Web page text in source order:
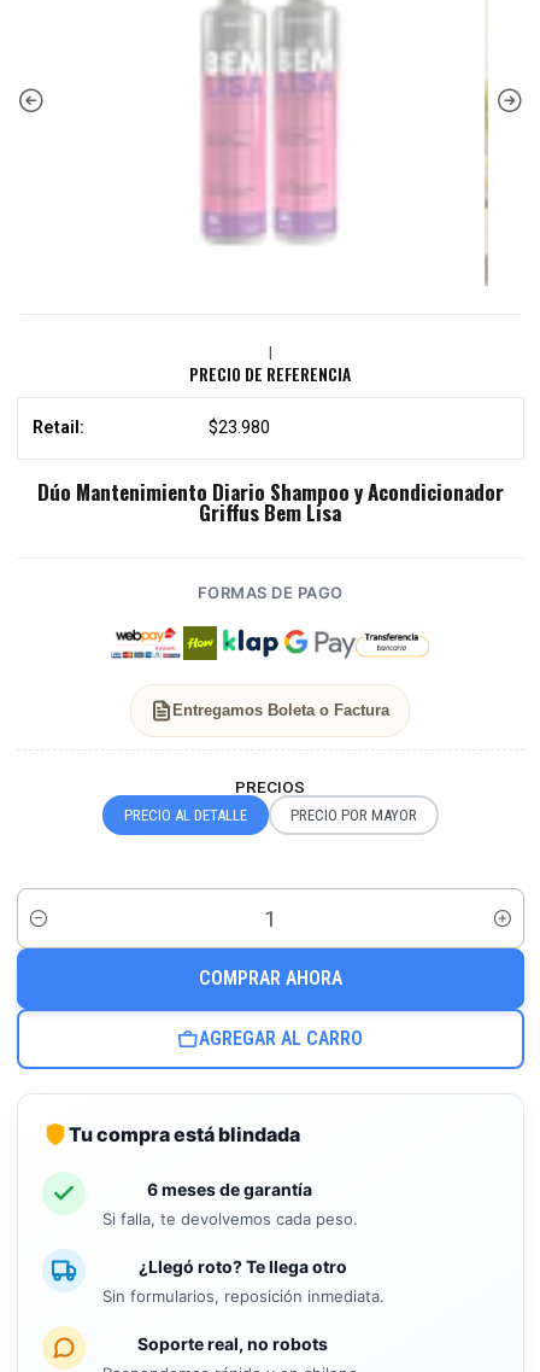
|
PRECIO DE REFERENCIA
Retail: $23.980
Dúo Mantenimiento Diario Shampoo y Acondicionador
Griffus Bem Lisa
FORMAS DE PAGO
Entregamos Boleta o Factura
PRECIOS
PRECIO AL DETALLE PRECIO POR MAYOR
Cantidad
AGREGAR AL CARRO
COMPRAR AHORA
Tu compra está blindada
6 meses de garantía
Si falla, te devolvemos cada peso.
¿Llegó roto? Te llega otro
Sin formularios, reposición inmediata.
Soporte real, no robots